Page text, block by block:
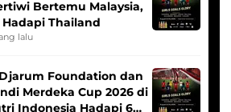
Bertemu Malaysia,
Thailand
lalu
Foundation dan
Merdeka Cup 2026 di
Indonesia Hadapi 6